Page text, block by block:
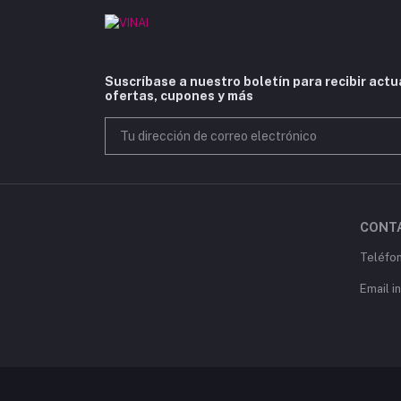
Suscríbase a nuestro boletín para recibir
ofertas, cupones y más
Email